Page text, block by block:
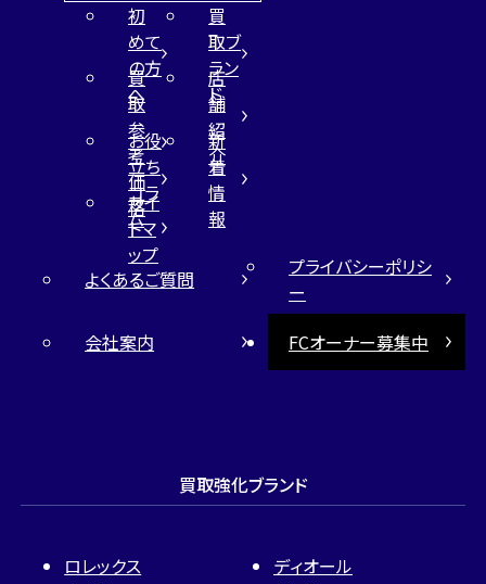
初
めて
の方
へ
買
取ブ
ラン
ド
買
取
参
考
価
格
店
舗
紹
介
お役
立ち
コラ
ム
新
着
情
報
サイ
トマ
ップ
よくあるご質問
プライバシーポリシ
ー
会社案内
FCオーナー募集中
買取強化ブランド
ロレックス
ディオール